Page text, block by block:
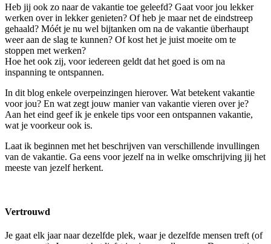
Heb jij ook zo naar de vakantie toe geleefd? Gaat voor jou lekker
werken over in lekker genieten? Of heb je maar net de eindstreep
gehaald? Móét je nu wel bijtanken om na de vakantie überhaupt
weer aan de slag te kunnen? Of kost het je juist moeite om te
stoppen met werken?
Hoe het ook zij, voor iedereen geldt dat het goed is om na
inspanning te ontspannen.
In dit blog enkele overpeinzingen hierover. Wat betekent vakantie
voor jou? En wat zegt jouw manier van vakantie vieren over je?
Aan het eind geef ik je enkele tips voor een ontspannen vakantie,
wat je voorkeur ook is.
Laat ik beginnen met het beschrijven van verschillende invullingen
van de vakantie. Ga eens voor jezelf na in welke omschrijving jij het
meeste van jezelf herkent.
Vertrouwd
Je gaat elk jaar naar dezelfde plek, waar je dezelfde mensen treft (of